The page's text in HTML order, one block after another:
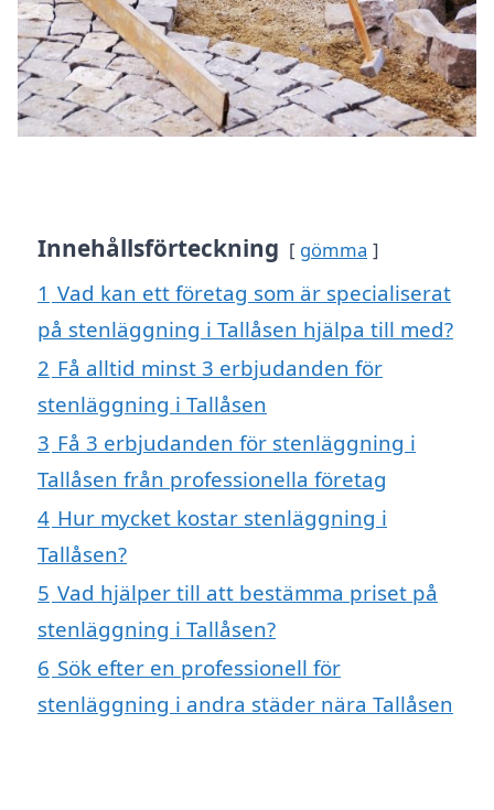
Innehållsförteckning gömma
1 Vad kan ett företag som är specialiserat
på stenläggning i Tallåsen hjälpa till med?
2 Få alltid minst 3 erbjudanden för
stenläggning i Tallåsen
3 Få 3 erbjudanden för stenläggning i
Tallåsen från professionella företag
4 Hur mycket kostar stenläggning i
Tallåsen?
5 Vad hjälper till att bestämma priset på
stenläggning i Tallåsen?
6 Sök efter en professionell för
stenläggning i andra städer nära Tallåsen